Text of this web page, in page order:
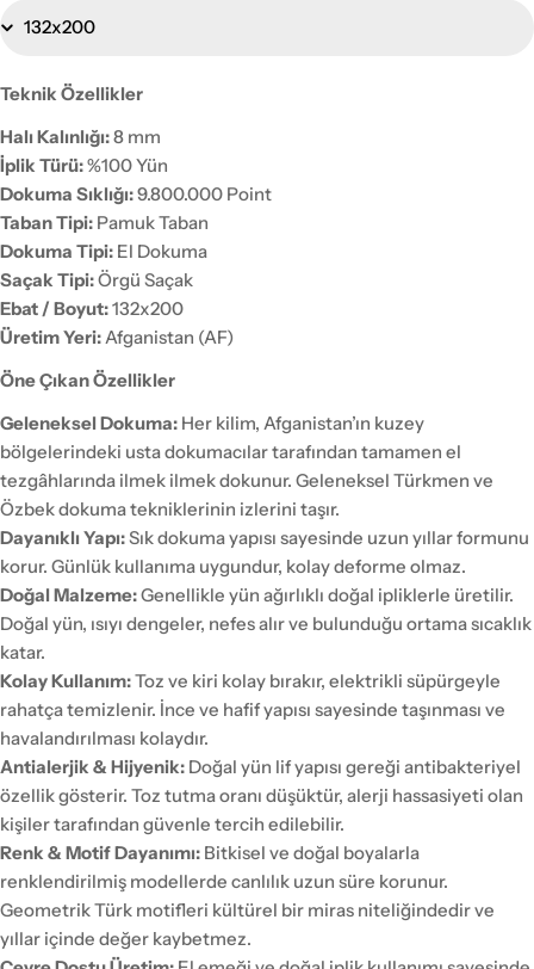
Teknik Özellikler
Halı Kalınlığı:8 mm
İplik Türü:%100 Yün
Dokuma Sıklığı:9.800.000 Point
Taban Tipi: Pamuk Taban
Dokuma Tipi: El Dokuma
Saçak Tipi:Örgü Saçak
Ebat / Boyut:132x200
Üretim Yeri:Afganistan (AF)
Öne Çıkan Özellikler
Geleneksel Dokuma: Her kilim, Afganistan’ın kuzey
bölgelerindeki usta dokumacılar tarafından tamamen el
tezgâhlarında ilmek ilmek dokunur. Geleneksel Türkmen ve
Özbek dokuma tekniklerinin izlerini taşır.
Dayanıklı Yapı:Sık dokuma yapısı sayesinde uzun yıllar formunu
korur. Günlük kullanıma uygundur, kolay deforme olmaz.
Doğal Malzeme:Genellikle yün ağırlıklı doğal ipliklerle üretilir.
Doğal yün, ısıyı dengeler, nefes alır ve bulunduğu ortama sıcaklık
katar.
Kolay Kullanım:Toz ve kiri kolay bırakır, elektrikli süpürgeyle
rahatça temizlenir. İnce ve hafif yapısı sayesinde taşınması ve
havalandırılması kolaydır.
Antialerjik & Hijyenik: Doğal yün lif yapısı gereği antibakteriyel
özellik gösterir. Toz tutma oranı düşüktür, alerji hassasiyeti olan
kişiler tarafından güvenle tercih edilebilir.
Renk & Motif Dayanımı: Bitkisel ve doğal boyalarla
renklendirilmiş modellerde canlılık uzun süre korunur.
Geometrik Türk motifleri kültürel bir miras niteliğindedir ve
yıllar içinde değer kaybetmez.